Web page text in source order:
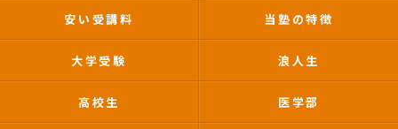
安い受講料 当塾の特徴
大学受験 浪人生
高校生 医学部